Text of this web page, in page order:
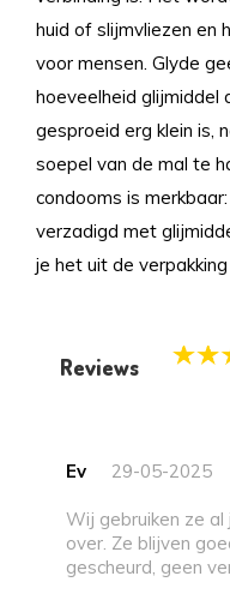
huid of slijmvliezen en
voor mensen. Glyde
hoeveelheid
gesproeid erg klein is,
soepel van de mal te
condooms is
verzadigd met
je het uit de
Reviews
Ev 29-05-2025
Wij gebruiken ze al jaren en zijn er heel tevreden
over. Ze blijven
gescheurd, geen